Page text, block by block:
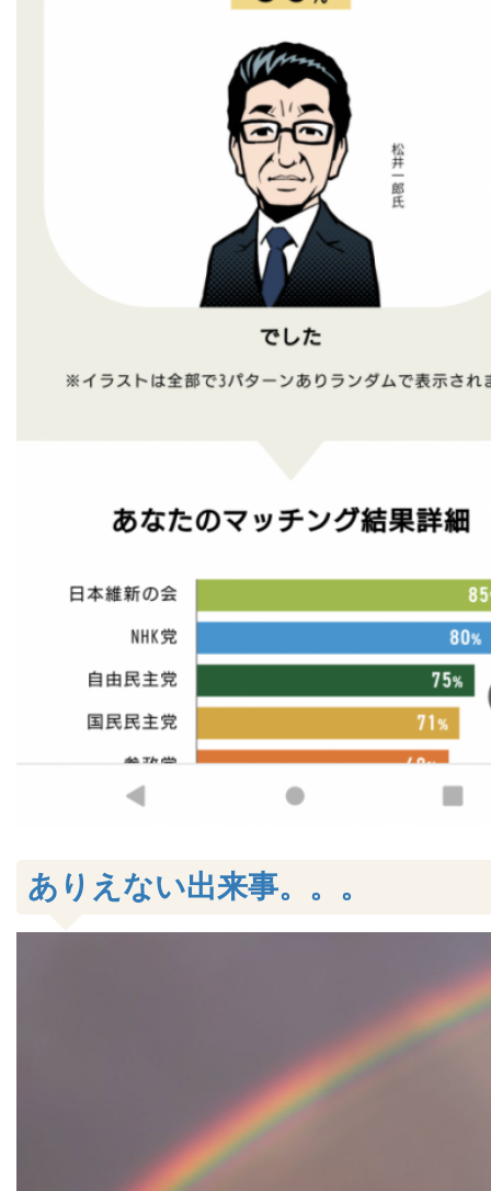
ありえない出来事。。。